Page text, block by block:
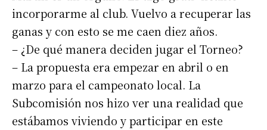
incorporarme al club. Vuelvo a recuperar las
ganas y con esto se me caen diez años.
– ¿De qué manera deciden jugar el Torneo?
– La propuesta era empezar en abril o en
marzo para el campeonato local. La
Subcomisión nos hizo ver una realidad que
estábamos viviendo y participar en este